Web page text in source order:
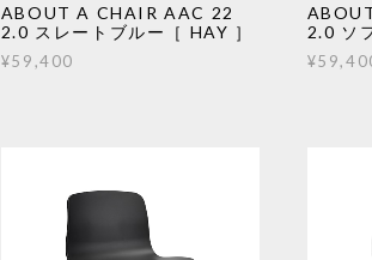
ABOUT A CHAIR AAC 22
2.0 スレートブルー［ HAY ］
¥59,400
2.0 ソ